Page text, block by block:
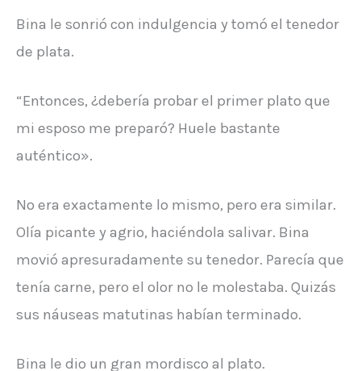
Bina le sonrió con indulgencia y tomó el tenedor
de plata.
“Entonces, ¿debería probar el primer plato que
mi esposo me preparó? Huele bastante
auténtico».
No era exactamente lo mismo, pero era similar.
Olía picante y agrio, haciéndola salivar. Bina
movió apresuradamente su tenedor. Parecía que
tenía carne, pero el olor no le molestaba. Quizás
sus náuseas matutinas habían terminado.
Bina le dio un gran mordisco al plato.